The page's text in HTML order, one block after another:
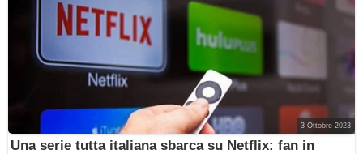
3 Ottobre 2023
Una serie tutta italiana sbarca su Netflix: fan in